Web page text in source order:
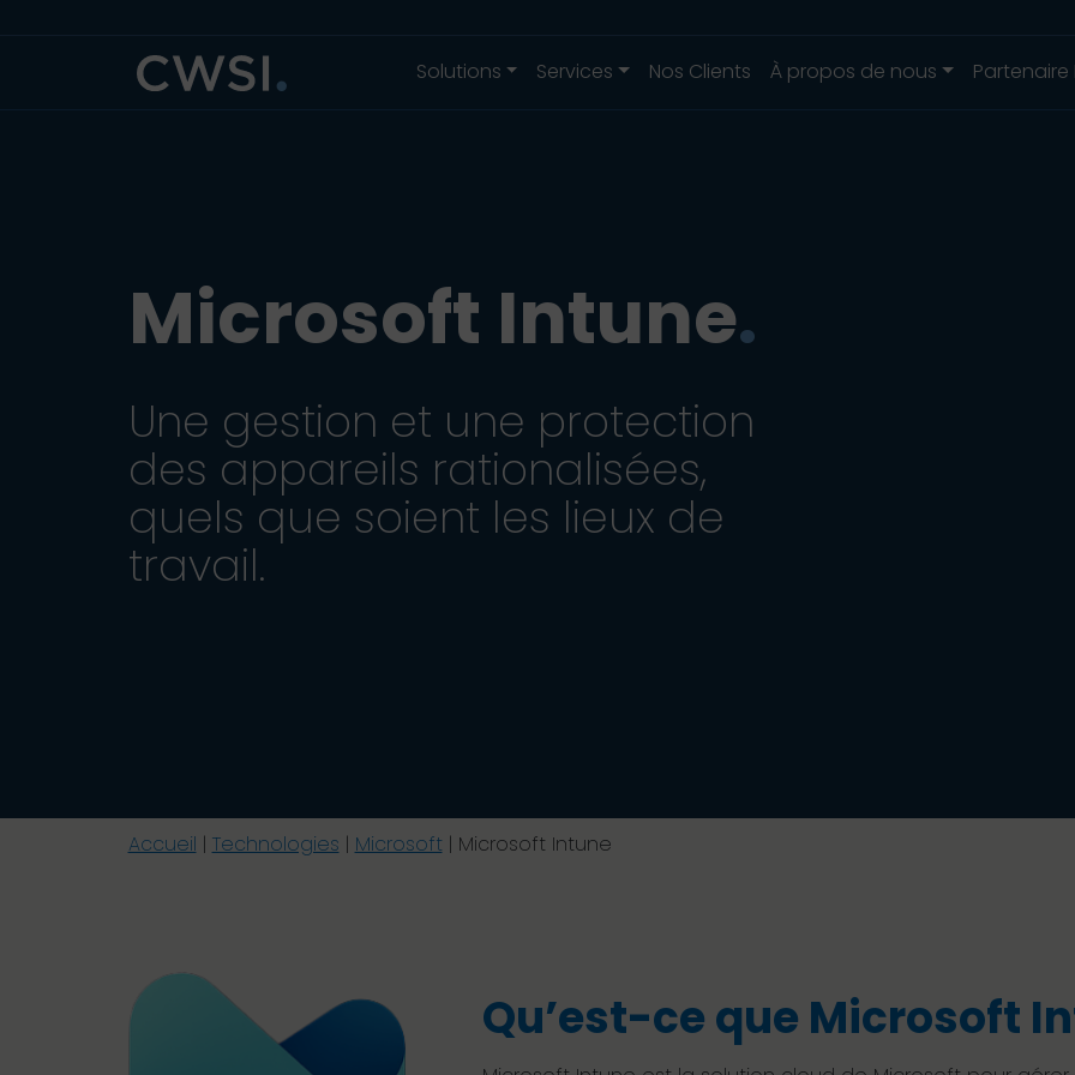
Solutions
Services Nos Clients À propos de nous
Microsoft Intune.
Une gestion et une protection
des appareils rationalisées,
quels que soient les lieux de
travail.
Accueil | Technologies | Microsoft| Microsoft Intune
Qu’est-ce que Microsoft